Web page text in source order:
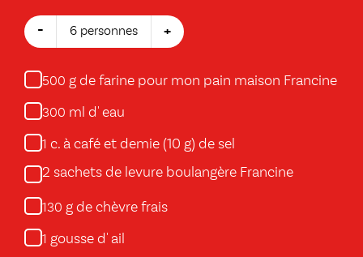
- 6 personnes +
500 g de farine pour mon pain maison Francine
300 ml d' eau
1 c. à café et demie (10 g) de sel
2 sachets de levure boulangère Francine
130 g de chèvre frais
1 gousse d' ail